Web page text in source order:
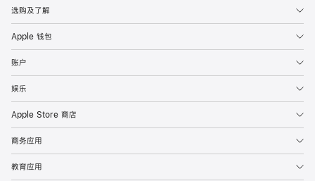
选购及了解
Apple 钱包
账户
娱乐
Apple Store 商店
商务应用
教育应用